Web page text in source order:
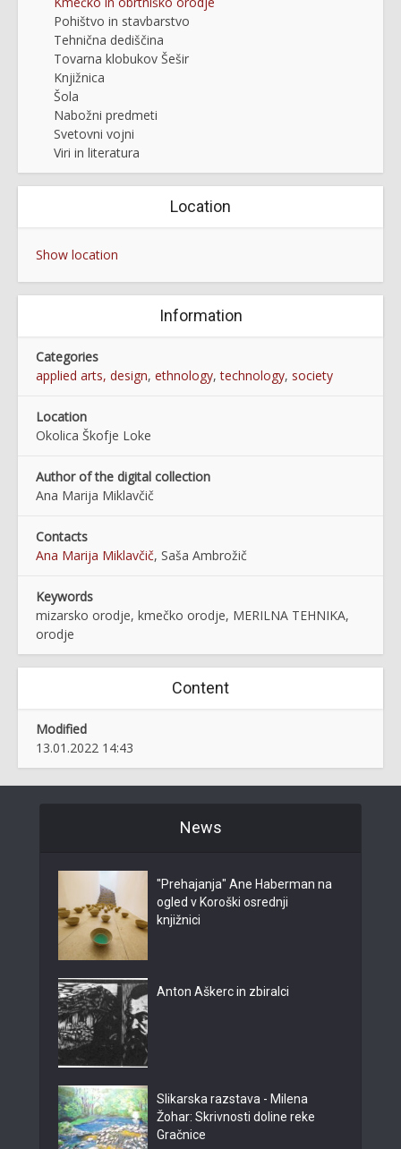
Pohištvo in stavbarstvo
Tehnična dediščina
Tovarna klobukov Šešir
Knjižnica
Šola
Nabožni predmeti
Svetovni vojni
Viri in literatura
Location
Show location
Information
Categories
applied arts, design, ethnology,technology, society
Location
Okolica Škofje Loke
Author of the digital collection
Ana Marija Miklavčič
Contacts
Ana Marija Miklavčič, Saša Ambrožič
Keywords
mizarsko orodje, kmečko orodje, MERILNA TEHNIKA,
orodje
Content
Modified
13.01.2022 14:43
News
"Prehajanja" Ane Haberman na
ogled v Koroški osrednji
knjižnici
Anton Aškerc in zbiralci
Slikarska razstava - Milena
Žohar: Skrivnosti doline reke
Gračnice